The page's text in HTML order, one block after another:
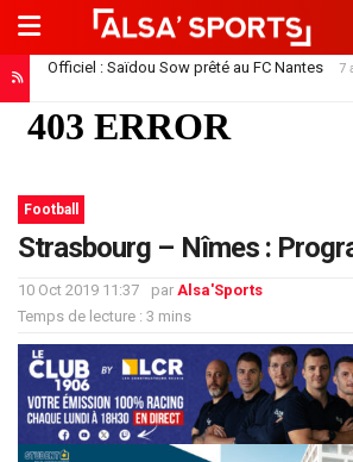
Officiel : Saïdou Sow prêté au FC Nantes 7
Football
Strasbourg – Nîmes :
10 Oct 2019 11:37 par Alsa'Sports
Temps de lecture : 3 mins